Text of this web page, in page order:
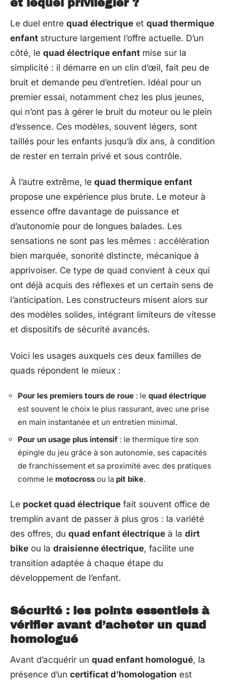
et lequel privilégier ?
Le duel entre quad électrique et quad thermique
enfant structure largement l’offre actuelle. D’un
côté, le quad électrique enfant mise sur la
simplicité : il démarre en un clin d’œil, fait peu de
bruit et demande peu d’entretien. Idéal pour un
premier essai, notamment chez les plus jeunes,
qui n’ont pas à gérer le bruit du moteur ou le plein
d’essence. Ces modèles, souvent légers, sont
taillés pour les enfants jusqu’à dix ans, à condition
de rester en terrain privé et sous contrôle.
À l’autre extrême, le quad thermique enfant
propose une expérience plus brute. Le moteur à
essence offre davantage de puissance et
d’autonomie pour de longues balades. Les
sensations ne sont pas les mêmes : accélération
bien marquée, sonorité distincte, mécanique à
apprivoiser. Ce type de quad convient à ceux qui
ont déjà acquis des réflexes et un certain sens de
l’anticipation. Les constructeurs misent alors sur
des modèles solides, intégrant limiteurs de vitesse
et dispositifs de sécurité avancés.
Voici les usages auxquels ces deux familles de
quads répondent le mieux :
Pour les premiers tours de roue : le quad électrique
est souvent le choix le plus rassurant, avec une prise
en main instantanée et un entretien minimal.
Pour un usage plus intensif : le thermique tire son
épingle du jeu grâce à son autonomie, ses capacités
de franchissement et sa proximité avec des pratiques
comme le motocross ou la pit bike.
Le pocket quad électrique fait souvent office de
tremplin avant de passer à plus gros : la variété
des offres, du quad enfant électrique à la dirt
bike ou la draisienne électrique, facilite une
transition adaptée à chaque étape du
développement de l’enfant.
Sécurité : les points essentiels à
vérifier avant d’acheter un quad
homologué
Avant d’acquérir un quad enfant homologué, la
présence d’un certificat d’homologation est